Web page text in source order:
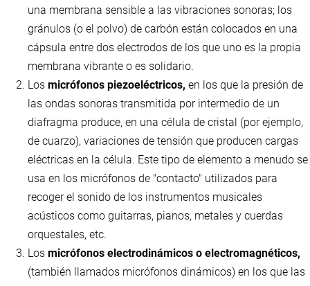
una membrana sensible a las vibraciones sonoras; los
gránulos (o el polvo) de carbón están colocados en una
cápsula entre dos electrodos de los que uno es la propia
membrana vibrante o es solidario.
Los micrófonos piezoeléctricos, en los que la presión de
las ondas sonoras transmitida por intermedio de un
diafragma produce, en una célula de cristal (por ejemplo,
de cuarzo), variaciones de tensión que producen cargas
eléctricas en la célula. Este tipo de elemento a menudo se
usa en los micrófonos de "contacto" utilizados para
recoger el sonido de los instrumentos musicales
acústicos como guitarras, pianos, metales y cuerdas
orquestales, etc.
Los micrófonos electrodinámicos o electromagnéticos,
(también llamados micrófonos dinámicos) en los que las